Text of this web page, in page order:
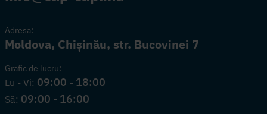
Adresa:
Moldova, Chișinău, str. Bucovinei 7
Grafic de lucru:
Lu - Vi: 09:00 - 18:00
Sâ: 09:00 - 16:00